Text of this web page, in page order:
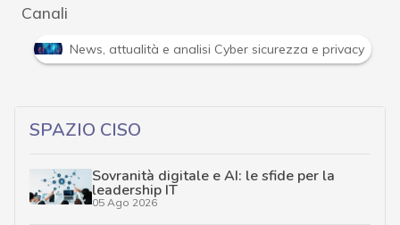
Canali
tempo reale e gli approfondimenti News, attualità e
SPAZIO CISO
Sovranità digitale e AI: le sfide per la
leadership IT
05 Ago 2026